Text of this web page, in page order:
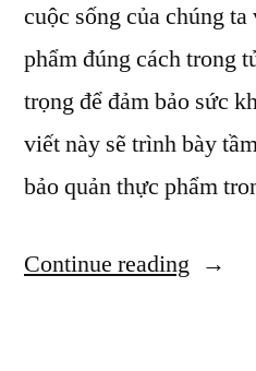
cuộc sống của chúng
phẩm đúng cách trong
trọng để đảm bảo sức
viết này sẽ trình bày
bảo quản thực phẩm
Continue reading “Bạn